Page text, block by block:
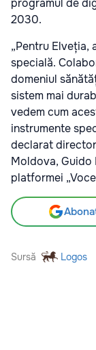
programul de
2030.
„Pentru Elveția,
specială.
domeniul
sistem mai
vedem cum
instrumente
declarat
Moldova, Guido
platformei
Sursă Logos